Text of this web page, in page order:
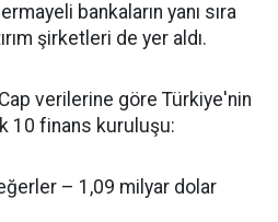
bankaların yanı sıra
şirketleri de yer aldı.
verilerine göre Türkiye'nin
10 finans kuruluşu:
– 1,09 milyar dolar